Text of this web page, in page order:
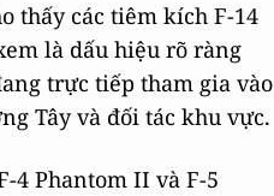
thấy các tiêm kích F-14
là dấu hiệu rõ ràng
trực tiếp tham gia vào
Tây và đối tác khu vực.
4 Phantom II và F-5